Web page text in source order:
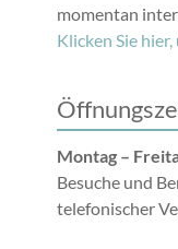
momentan
Klicken Sie
Montag –
Besuche und
telefonischer